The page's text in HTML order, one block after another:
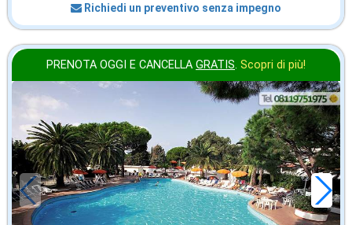
Richiedi un preventivo senza impegno
PRENOTA OGGI E CANCELLA GRATIS. Scopri di più!
agosto
in offerta da
€56,00
a notte